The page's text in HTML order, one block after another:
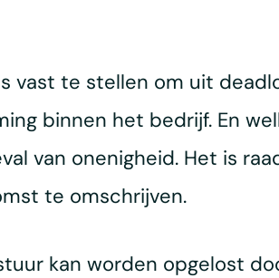
vast te stellen om uit
binnen het bedrijf. En
van onenigheid. Het is
te omschrijven.
kan worden opgelost